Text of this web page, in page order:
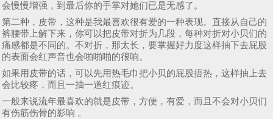
会慢慢增强，到最后你的手掌对她们已是无感了。
第二种，皮带，这种是我最喜欢很有爱的一种表现。直接从自己的
裤腰带上解下来，你可以把皮带对折为几段，每种对折对小贝们的
痛感都是不同的。不对折，那太长，要掌握好力度这样抽下去屁股
的表面会红声音也会啪啪啪的很响。
如果用皮带的话，可以先用热毛巾把小贝的屁股捂热，这样抽上去
会比较疼，而且一抽一道红痕迹。
一般来说流年最喜欢的就是皮带，方便，有爱，而且不会对小贝们
有伤筋伤骨的影响 。